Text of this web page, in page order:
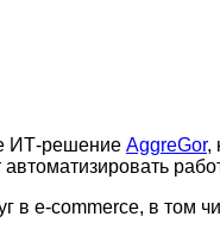
ИТ-решение AggreGor,
в e-commerce, в том